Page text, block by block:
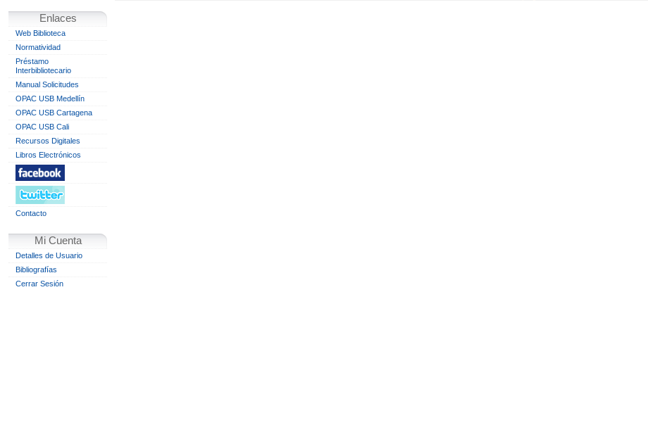
Enlaces
Web Biblioteca
Normatividad
Préstamo
Interbibliotecario
Manual Solicitudes
OPAC USB Medellín
OPAC USB Cartagena
OPAC USB Cali
Recursos Digitales
Libros Electrónicos
Contacto
Mi Cuenta
Detalles de Usuario
Bibliografías
Cerrar Sesión